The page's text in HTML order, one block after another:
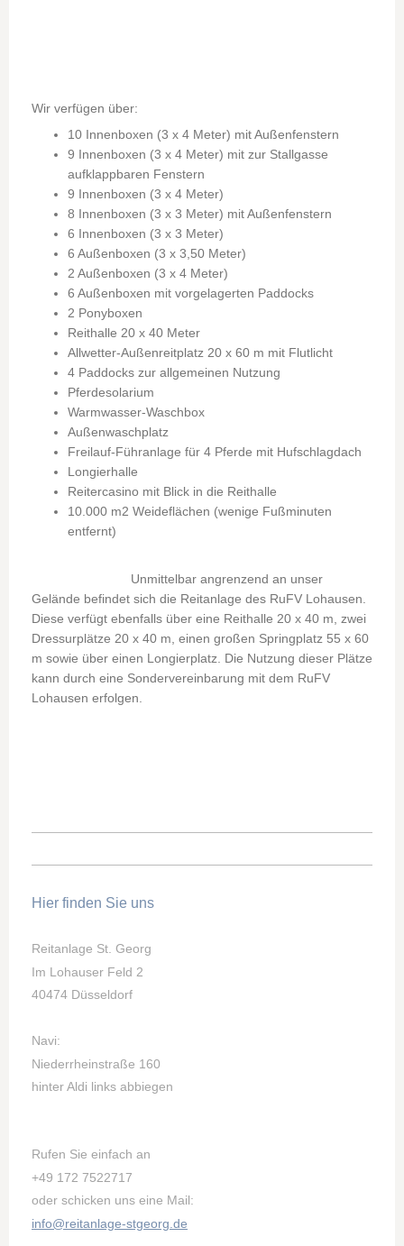
Wir verfügen über:
10 Innenboxen (3 x 4 Meter) mit Außenfenstern
9 Innenboxen (3 x 4 Meter) mit zur Stallgasse
aufklappbaren Fenstern
9 Innenboxen (3 x 4 Meter)
8 Innenboxen (3 x 3 Meter) mit Außenfenstern
6 Innenboxen (3 x 3 Meter)
6 Außenboxen (3 x 3,50 Meter)
2 Außenboxen (3 x 4 Meter)
6 Außenboxen mit vorgelagerten Paddocks
2 Ponyboxen
Reithalle 20 x 40 Meter
Allwetter-Außenreitplatz 20 x 60 m mit Flutlicht
4 Paddocks zur allgemeinen Nutzung
Pferdesolarium
Warmwasser-Waschbox
Außenwaschplatz
Freilauf-Führanlage für 4 Pferde mit Hufschlagdach
Longierhalle
Reitercasino mit Blick in die Reithalle
10.000 m2 Weideflächen (wenige Fußminuten
entfernt)
Unmittelbar angrenzend an unser
Gelände befindet sich die Reitanlage des RuFV Lohausen.
Diese verfügt ebenfalls über eine Reithalle 20 x 40 m, zwei
Dressurplätze 20 x 40 m, einen großen Springplatz 55 x 60
m sowie über einen Longierplatz. Die Nutzung dieser Plätze
kann durch eine Sondervereinbarung mit dem RuFV
Lohausen erfolgen.
Hier finden Sie uns
Reitanlage St. Georg
Im Lohauser Feld 2
40474 Düsseldorf
Navi:
Niederrheinstraße 160
hinter Aldi links abbiegen
Rufen Sie einfach an
+49 172 7522717
oder schicken uns eine Mail:
info@reitanlage-stgeorg.de